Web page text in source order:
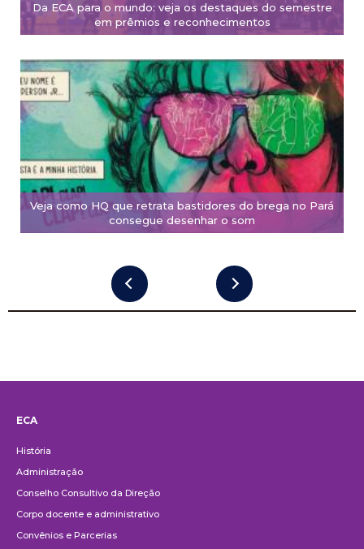
Da ECA para o mundo: veja os destaques do semestre
em prêmios e reconhecimentos
Veja como HQ que retrata bastidores do brega no Pará
consegue desenhar o som
ECA
História
Administração
Conselho Consultivo da Direção
Corpo docente e administrativo
Convênios e Parcerias